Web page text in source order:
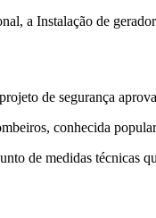
a Instalação de
de segurança
conhecida
de medidas técnicas